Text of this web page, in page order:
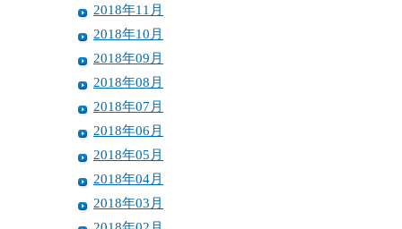
2018年11月
2018年10月
2018年09月
2018年08月
2018年07月
2018年06月
2018年05月
2018年04月
2018年03月